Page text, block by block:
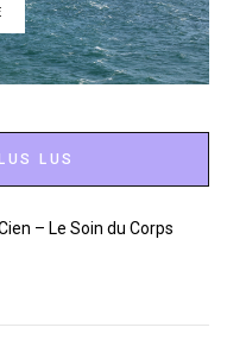
LUS
– Le Soin du Corps